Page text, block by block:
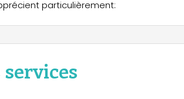
particulièrement: